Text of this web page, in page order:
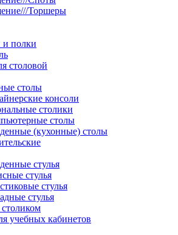
Торшеры
и полки
столовой
столы
консоли
столики
столы
(кухонные) столы
стулья
стулья
стулья
стулья
учебных кабинетов